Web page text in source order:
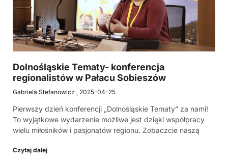
Dolnośląskie Tematy- konferencja
regionalistów w Pałacu Sobieszów
Gabriela Stefanowicz 2025-04-25
Pierwszy dzień konferencji „Dolnośląskie Tematy” za nami!
To wyjątkowe wydarzenie możliwe jest dzięki współpracy
wielu miłośników i pasjonatów regionu. Zobaczcie naszą
Czytaj dalej